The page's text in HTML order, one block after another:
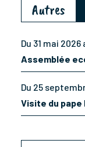
Autres
Du 31 mai 2026
Assemblée
Du 25
Visite du pape